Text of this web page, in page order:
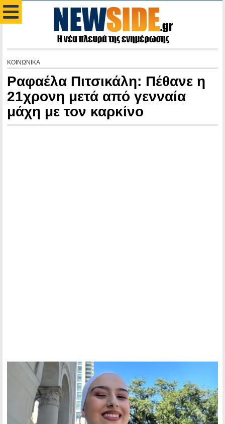
ΚΟΙΝΩΝΙΚΑ
Ραφαέλα Πιτσικάλη: Πέθανε η
21χρονη μετά από γενναία
μάχη με τον καρκίνο